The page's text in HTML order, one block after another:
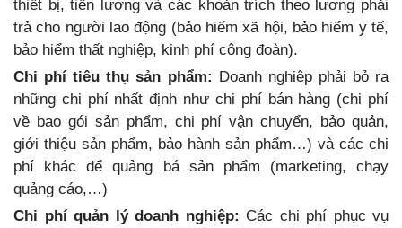
thiết bị, tiền lương và các khoản trích theo lương phải
trả cho người lao động (bảo hiểm xã hội, bảo hiểm y tế,
bảo hiểm thất nghiệp, kinh phí công đoàn).
Chi phí tiêu thụ sản phẩm: Doanh nghiệp phải bỏ ra
những chi phí nhất định như chi phí bán hàng (chi phí
về bao gói sản phẩm, chi phí vận chuyển, bảo quản,
giới thiệu sản phẩm, bảo hành sản phẩm…) và các chi
phí khác để quảng bá sản phẩm (marketing, chạy
quảng cáo,…)
Chi phí quản lý doanh nghiệp: Các chi phí phục vụ